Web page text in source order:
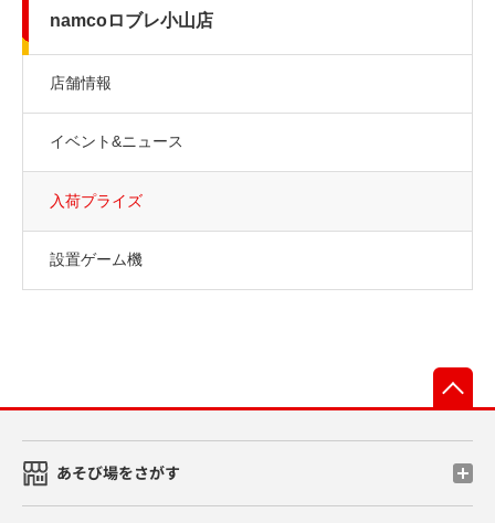
namcoロブレ小山店
店舗情報
イベント&ニュース
入荷プライズ
設置ゲーム機
あそび場をさがす